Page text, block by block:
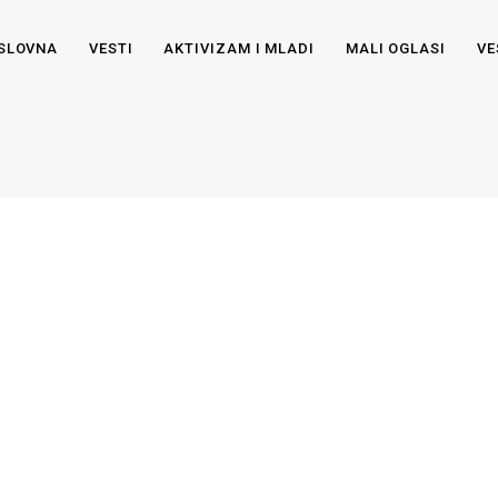
VESTI AKTIVIZAM I MLADI MALI OGLASI